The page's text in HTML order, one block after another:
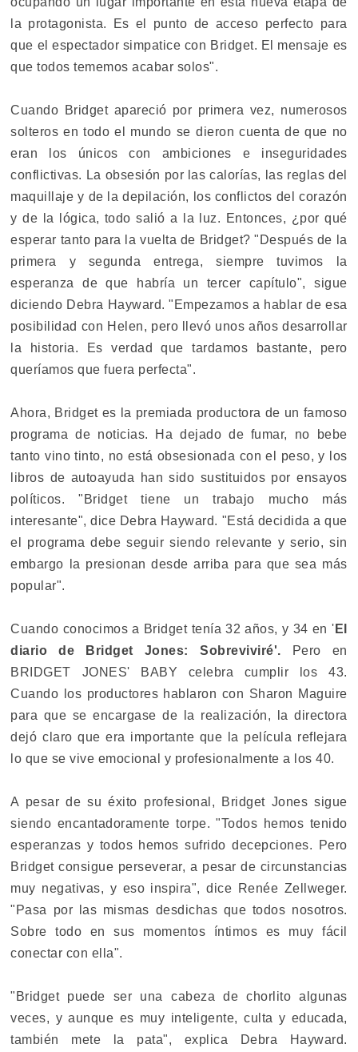
la protagonista. Es el punto de acceso perfecto para
que el espectador simpatice con Bridget. El mensaje es
que todos tememos acabar solos".
Cuando Bridget apareció por primera vez, numerosos
solteros en todo el mundo se dieron cuenta de que no
eran los únicos con ambiciones e inseguridades
conflictivas. La obsesión por las calorías, las reglas del
maquillaje y de la depilación, los conflictos del corazón
y de la lógica, todo salió a la luz. Entonces, ¿por qué
esperar tanto para la vuelta de Bridget? "Después de la
primera y segunda entrega, siempre tuvimos la
esperanza de que habría un tercer capítulo", sigue
diciendo Debra Hayward. "Empezamos a hablar de esa
posibilidad con Helen, pero llevó unos años desarrollar
la historia. Es verdad que tardamos bastante, pero
queríamos que fuera perfecta".
Ahora, Bridget es la premiada productora de un famoso
programa de noticias. Ha dejado de fumar, no bebe
tanto vino tinto, no está obsesionada con el peso, y los
libros de autoayuda han sido sustituidos por ensayos
políticos. "Bridget tiene un trabajo mucho más
interesante", dice Debra Hayward. "Está decidida a que
el programa debe seguir siendo relevante y serio, sin
embargo la presionan desde arriba para que sea más
popular".
Cuando conocimos a Bridget tenía 32 años, y 34 en ' El
diario de Bridget Jones: Sobreviviré'. Pero en
BRIDGET JONES' BABY celebra cumplir los 43.
Cuando los productores hablaron con Sharon Maguire
para que se encargase de la realización, la directora
dejó claro que era importante que la película reflejara
lo que se vive emocional y profesionalmente a los 40.
A pesar de su éxito profesional, Bridget Jones sigue
siendo encantadoramente torpe. "Todos hemos tenido
esperanzas y todos hemos sufrido decepciones. Pero
Bridget consigue perseverar, a pesar de circunstancias
muy negativas, y eso inspira", dice Renée Zellweger.
"Pasa por las mismas desdichas que todos nosotros.
Sobre todo en sus momentos íntimos es muy fácil
conectar con ella".
"Bridget puede ser una cabeza de chorlito algunas
veces, y aunque es muy inteligente, culta y educada,
también mete la pata", explica Debra Hayward.